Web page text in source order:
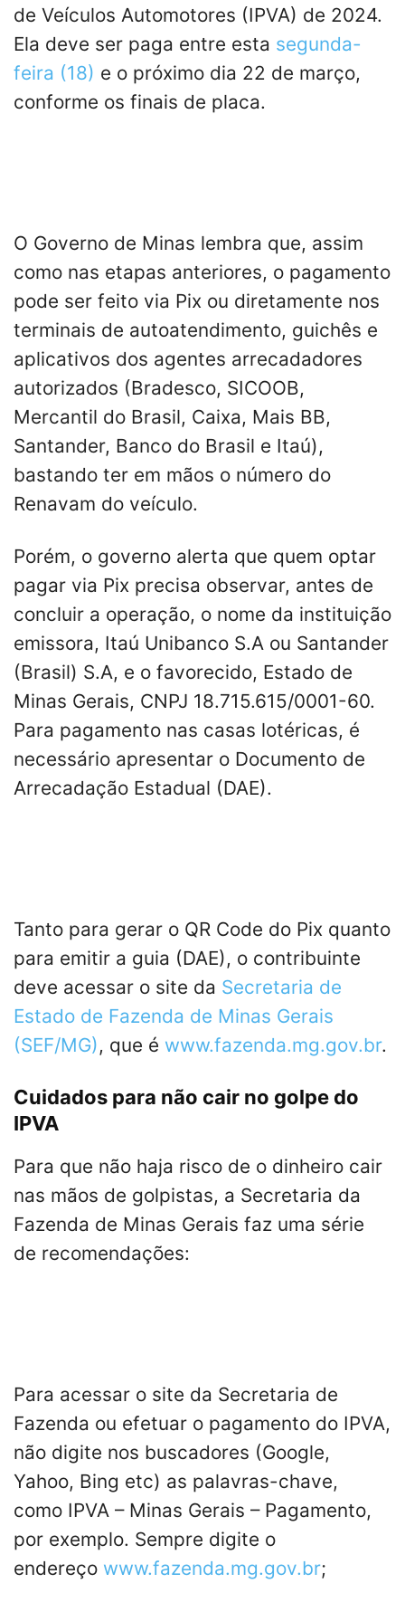
de Veículos Automotores (IPVA) de 2024.
Ela deve ser paga entre esta segunda-
feira (18) e o próximo dia 22 de março,
conforme os finais de placa.
O Governo de Minas lembra que, assim
como nas etapas anteriores, o pagamento
pode ser feito via Pix ou diretamente nos
terminais de autoatendimento, guichês e
aplicativos dos agentes arrecadadores
autorizados (Bradesco, SICOOB,
Mercantil do Brasil, Caixa, Mais BB,
Santander, Banco do Brasil e Itaú),
bastando ter em mãos o número do
Renavam do veículo.
Porém, o governo alerta que quem optar
pagar via Pix precisa observar, antes de
concluir a operação, o nome da instituição
emissora, Itaú Unibanco S.A ou Santander
(Brasil) S.A, e o favorecido, Estado de
Minas Gerais, CNPJ 18.715.615/0001-60.
Para pagamento nas casas lotéricas, é
necessário apresentar o Documento de
Arrecadação Estadual (DAE).
Tanto para gerar o QR Code do Pix quanto
para emitir a guia (DAE), o contribuinte
deve acessar o site da Secretaria de
Estado de Fazenda de Minas Gerais
(SEF/MG), que é www.fazenda.mg.gov.br.
Cuidados para não cair no golpe do
IPVA
Para que não haja risco de o dinheiro cair
nas mãos de golpistas, a Secretaria da
Fazenda de Minas Gerais faz uma série
de recomendações:
Para acessar o site da Secretaria de
Fazenda ou efetuar o pagamento do IPVA,
não digite nos buscadores (Google,
Yahoo, Bing etc) as palavras-chave,
como IPVA – Minas Gerais – Pagamento,
por exemplo. Sempre digite o
endereço www.fazenda.mg.gov.br;